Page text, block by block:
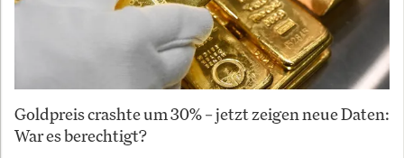
Goldpreis crashte um 30% – jetzt zeigen neue Daten:
War es berechtigt?